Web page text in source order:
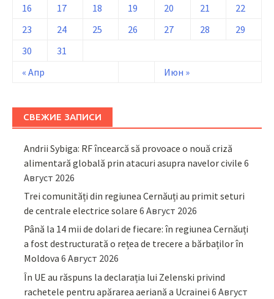
« Апр Июн »
16
17 18 19 20 21
22
23
24 25 26 27 28
29
30
31
СВЕЖИЕ ЗАПИСИ
Andrii Sybiga: RF încearcă să provoace o nouă criză
alimentară globală prin atacuri asupra navelor civile 6
Август 2026
Trei comunități din regiunea Cernăuți au primit seturi
de centrale electrice solare 6 Август 2026
Până la 14 mii de dolari de fiecare: în regiunea Cernăuți
a fost destructurată o rețea de trecere a bărbaților în
Moldova 6 Август 2026
În UE au răspuns la declarația lui Zelenski privind
rachetele pentru apărarea aeriană a Ucrainei 6 Август